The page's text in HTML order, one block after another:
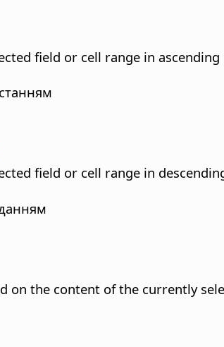
field or cell range in ascending
field or cell range in
on the content of the currently